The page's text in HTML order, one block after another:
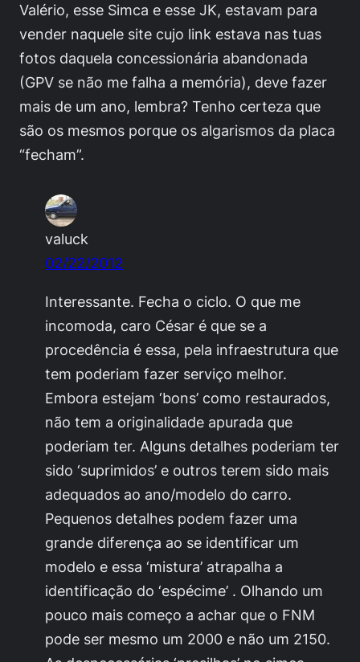
Valério, esse Simca e esse JK, estavam para
vender naquele site cujo link estava nas tuas
fotos daquela concessionária abandonada
(GPV se não me falha a memória), deve fazer
mais de um ano, lembra? Tenho certeza que
são os mesmos porque os algarismos da placa
“fecham”.
valuck
02/22/2012
Interessante. Fecha o ciclo. O que me
incomoda, caro César é que se a
procedência é essa, pela infraestrutura que
tem poderiam fazer serviço melhor.
Embora estejam ‘bons’ como restaurados,
não tem a originalidade apurada que
poderiam ter. Alguns detalhes poderiam ter
sido ‘suprimidos’ e outros terem sido mais
adequados ao ano/modelo do carro.
Pequenos detalhes podem fazer uma
grande diferença ao se identificar um
modelo e essa ‘mistura’ atrapalha a
identificação do ‘espécime’ . Olhando um
pouco mais começo a achar que o FNM
pode ser mesmo um 2000 e não um 2150.